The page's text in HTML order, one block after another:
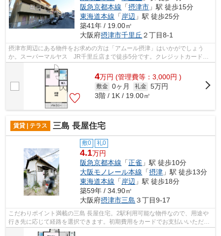
阪急京都本線 「摂津市 」駅 徒歩15分
東海道本線 「 岸辺 」駅 徒歩25分
築41年 / 19.00㎡
大阪府摂津市千里丘 ２丁目8-1
摂津市周辺にある物件をお求めの方は「アムール摂津」はいかがでしょう
か。スーパーマルヤス JR千里丘店まで徒歩5分です。クレジットカードで
初期費用をお支払いいただける物件です。...
4万円 (管理費等：3,000円 )
敷金 0ヶ月 礼金 5万円
3階 / 1K / 19.00㎡
賃貸 | テラス 三島 長屋住宅
敷0 礼0
4.1万円
阪急京都本線 「正雀 」駅 徒歩10分
大阪モノレール本線 「摂津 」駅 徒歩13分
東海道本線 「 岸辺 」駅 徒歩18分
築59年 / 34.90㎡
大阪府摂津市三島 ３丁目9-17
こだわりポイント満載の三島 長屋住宅。2駅利用可能な物件なので、用途や
行き先に応じて経路を選択できます。初期費用をカードでお支払いいただけ
るので、カードで決済したい方にもお...